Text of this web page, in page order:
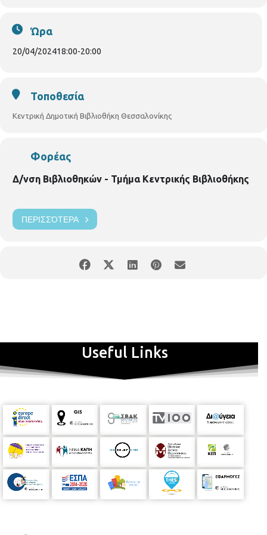
Ώρα
20/04/202418:00-20:00
Τοποθεσία
Κεντρική Δημοτική Βιβλιοθήκη Θεσσαλονίκης
Φορέας
Δ/νση Βιβλιοθηκών - Τμήμα Κεντρικής Βιβλιοθήκης
ΠΕΡΙΣΣΌΤΕΡΑ
Useful Links